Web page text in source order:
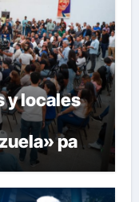
y locales
para
las